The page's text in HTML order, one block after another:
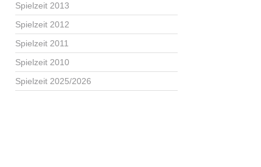
Spielzeit 2013
Spielzeit 2012
Spielzeit 2011
Spielzeit 2010
Spielzeit 2025/2026